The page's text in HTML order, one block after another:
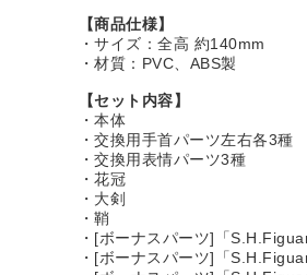
【商品仕様】
・サイズ：全高 約140mm
・材質：PVC、ABS製
【セット内容】
・本体
・交換用手首パーツ左右各3種
・交換用表情パーツ3種
・花冠
・大剣
・鞘
・[ボーナスパーツ]「
・[ボーナスパーツ]「